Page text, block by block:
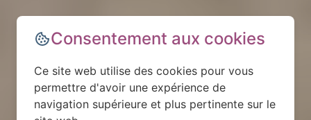
Consentement aux cookies
Ce site web utilise des cookies pour vous
permettre d'avoir une expérience de
navigation supérieure et plus pertinente sur le